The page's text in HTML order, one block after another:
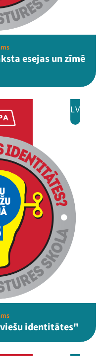
2026
Instagram
Flick TikTok
esejas un zīmē
LV
identitātes"